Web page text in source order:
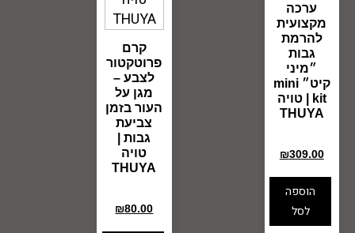
ערכה
מקצועית
להרמת
גבות
״מיני
קיט״ mini
kit | טויה
THUYA
₪309.00
הוספה
לסל
קרם
פרוטקטור
לצבע –
מגן על
העור בזמן
צביעת
גבות |
טויה
THUYA
₪80.00